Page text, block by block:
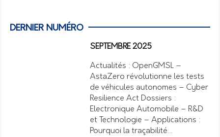
DERNIER NUMÉRO
SEPTEMBRE 2025
Actualités : OpenGMSL –
AstaZero révolutionne les tests
de véhicules autonomes – Cyber
Resilience Act Dossiers :
Electronique Automobile – R&D
et Technologie – Applications :
Pourquoi la traçabilité…